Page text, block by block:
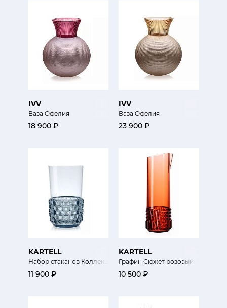
IVV
Ваза Офелия
18 900 ₽
IVV
Ваза Офелия
23 900 ₽
KARTELL
Набор стаканов Коллекция Желе 4 шт
11 900 ₽
KARTELL
Графин Сюжет розовый
10 500 ₽